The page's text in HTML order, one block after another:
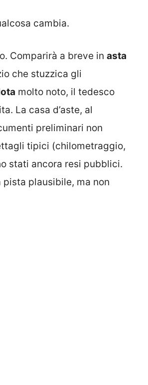
cambia.
Comparirà a breve in asta
che stuzzica gli
molto noto, il tedesco
La casa d’aste, al
preliminari non
tipici (chilometraggio,
stati ancora resi pubblici.
plausibile, ma non